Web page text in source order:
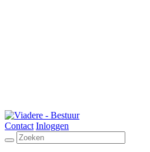
Contact Inloggen